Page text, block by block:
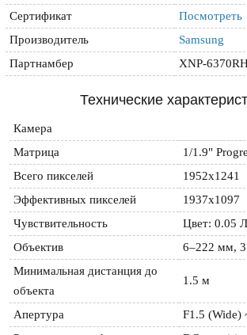
Сертификат
Посмотреть
Производитель
Samsung
Партнамбер
XNP-
Технические
Камера
Матрица
1/1.9"
Всего пикселей
1952x1241
Эффективных пикселей
1937x1097
Чувствительность
Цвет: 0.05
Объектив
6–222 мм,
Минимальная дистанция до
объекта
1.5 м
Апертура
F1.5 (Wide)